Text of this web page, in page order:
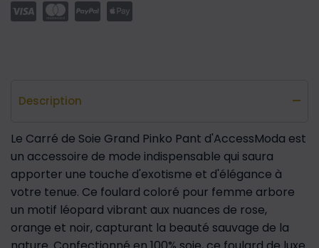
Description
Le Carré de Soie Grand Pinko Pant d'AccessModa est
un accessoire de mode indispensable qui saura
apporter une touche d'exotisme et d'élégance à
votre tenue. Ce foulard coloré pour femme arbore
un motif léopard vibrant aux nuances de rose,
orange et noir, capturant la beauté sauvage de la